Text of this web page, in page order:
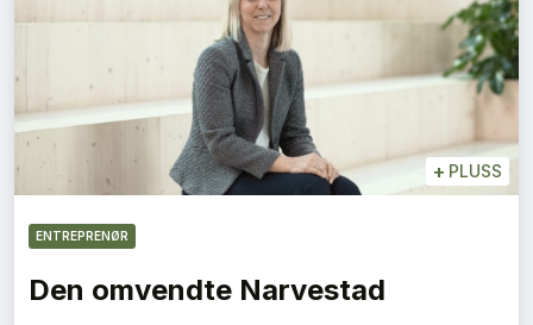
+ PLUSS
ENTREPRENØR
Den omvendte Narvestad